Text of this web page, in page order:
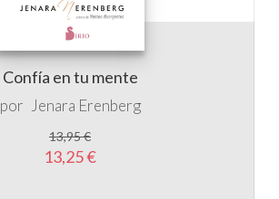
Confía en tu mente
por Jenara Erenberg
13,95 €
13,25 €